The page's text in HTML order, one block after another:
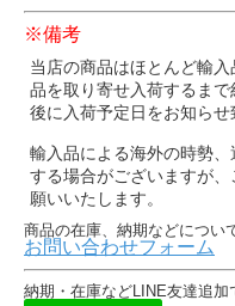
※備考
当店の商品はほとんど輸
品を取り寄せ入荷するま
後に入荷予定日をお知らせ
輸入品による海外の時勢
する場合がございますが
願いいたします。
商品の在庫、納期などについ
お問い合わせフォーム
納期・在庫などLINE友達追加